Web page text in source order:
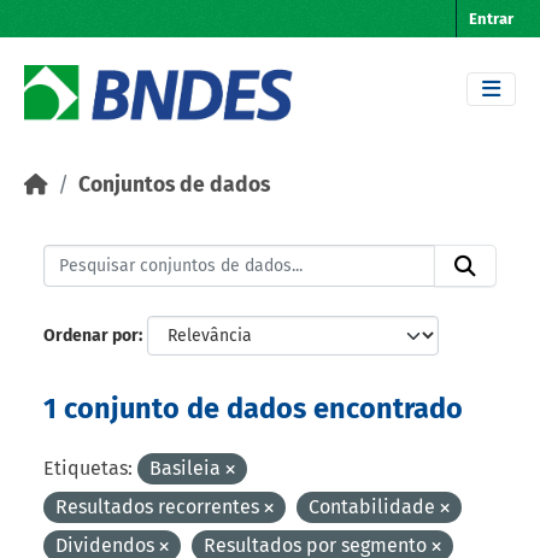
Entrar
Conjuntos de dados
Ordenar por
1 conjunto de dados encontrado
Etiquetas:
Basileia
Resultados recorrentes
Contabilidade
Dividendos
Resultados por segmento